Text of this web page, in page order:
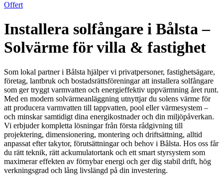
Offert
Installera solfångare i Bålsta –
Solvärme för villa & fastighet
Som lokal partner i Bålsta hjälper vi privatpersoner, fastighetsägare,
företag, lantbruk och bostadsrättsföreningar att installera solfångare
som ger tryggt varmvatten och energieffektiv uppvärmning året runt.
Med en modern solvärmeanläggning utnyttjar du solens värme för
att producera varmvatten till tappvatten, pool eller värmesystem –
och minskar samtidigt dina energikostnader och din miljöpåverkan.
Vi erbjuder kompletta lösningar från första rådgivning till
projektering, dimensionering, montering och driftsättning, alltid
anpassat efter takytor, förutsättningar och behov i Bålsta. Hos oss får
du rätt teknik, rätt ackumulatortank och ett smart styrsystem som
maximerar effekten av förnybar energi och ger dig stabil drift, hög
verkningsgrad och lång livslängd på din investering.